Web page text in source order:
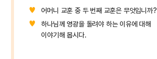
어머니 교훈 중 두 번째 교훈은 무엇입니까?
하나님께 영광을 돌려야 하는 이유에 대해
이야기해 봅시다.